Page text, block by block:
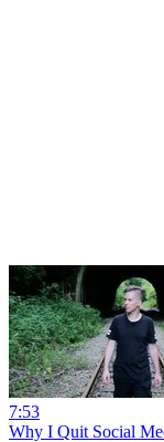
7:53
Why I Quit Social